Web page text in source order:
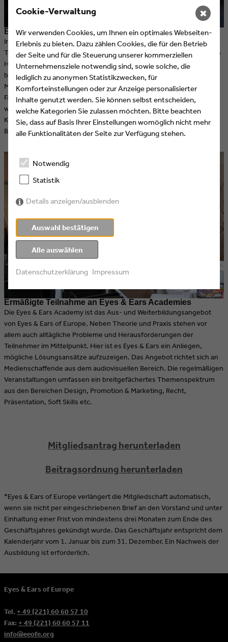
Ermäßigte Teilnahme an der Eyes & Ears Conference
Im Mittelpunkt der Eyes & Ears Conference stehen aktuelle Projekte,
Trends und Zukunftsperspektiven der audiovisuellen Medien. Neben
Highlight-Beiträgen junger Talente werden inspirierende Keynotes
bekannter Branchenakteure aus den Bereichen TV, Film, Internet,
Mobile, Games, Events, Werbung, Kunst und Kultur präsentiert. Die
Fachkonferenz ist sowohl für Profis als auch für den Nachwuchs ein
wertvolles Trendbarometer und eine wichtige
Kommunikationsplattform für die europäischen Entwicklungen im
Bereich der audiovisuellen Medien.
Ermäßigte Teilnahme an Eyes & Ears Academies
Die Eyes & Ears Academy ist das Aus- und Weiterbildungsangebot
von Eyes & Ears of Europe. Neben Theorie und Praxis stehen vor
allem auch alltägliche Probleme und Herausforderungen der
Teilnehmer im Mittelpunkt. Hier ist es Eyes & Ears ein Anliegen,
mögliche Lösungsansätze aufzuzeigen. Das Angebot richtet sich an
Medienschaffende aus dem audiovisuellen Bereich. Die regelmäßigen
Veranstaltungen umfassen ein breitgefächertes Themenspektrum
aus den Bereichen Design, Promotion & Marketing, Recht,
Präsentation, Soft Skills etc.
Mitgliedsantrag herunterladen
Beitragsordnung herunterladen
*Eyes & Ears of Europe verlängert die Mitgliedschaft automatisch,
wenn sie nicht per eingeschriebenen Brief an den Vorstand und unter
Einhaltung einer Frist von mindestens drei Monaten zum Ende des
Geschäftsjahres gekündigt wurde. Das Geschäftsjahr entspricht dem
Kalenderjahr vom 1. Januar bis zum 31. Dezember. Ein Nachweis der
Ausbildung ist erforderlich.
Eyes & Ears of Europe
Tel. + 49 (221) 60 60 57 10
Fax: + 49 (221) 60 60 57 11
info@eeofe.org
Cookie-Verwaltung
Wir verwenden Cookies, um Ihnen ein optimales Webseiten-
Erlebnis zu bieten. Dazu zählen Cookies, die für den Betrieb
der Seite und für die Steuerung unserer kommerziellen
Unternehmensziele notwendig sind, sowie solche, die
lediglich zu anonymen Statistikzwecken, für
Komforteinstellungen oder zur Anzeige personalisierter
Inhalte genutzt werden. Sie können selbst entscheiden,
welche Kategorien Sie zulassen möchten. Bitte beachten
Sie, dass auf Basis Ihrer Einstellungen womöglich nicht mehr
alle Funktionalitäten der Seite zur Verfügung stehen.
Notwendig
Statistik
Details anzeigen/ausblenden
Auswahl bestätigen
Alle auswählen
Datenschutzerklärung Impressum
✖